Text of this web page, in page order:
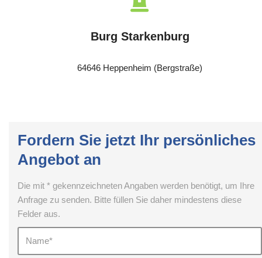
Burg Starkenburg
64646 Heppenheim (Bergstraße)
Fordern Sie jetzt Ihr persönliches
Angebot an
Die mit * gekennzeichneten Angaben werden benötigt, um Ihre
Anfrage zu senden. Bitte füllen Sie daher mindestens diese
Felder aus.